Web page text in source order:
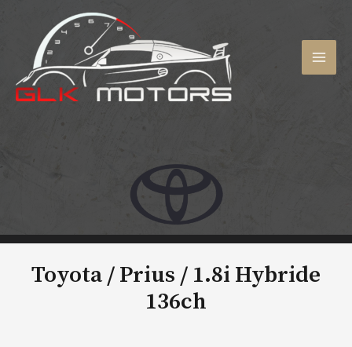
contenu
Toyota / Prius / 1.8i Hybride
136ch